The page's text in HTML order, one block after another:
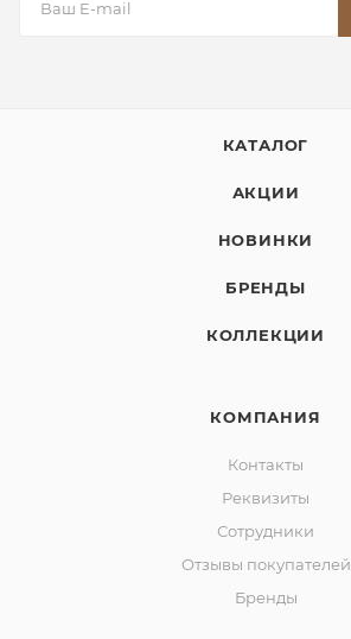
КАТАЛОГ
АКЦИИ
НОВИНКИ
БРЕНДЫ
КОЛЛЕКЦИИ
КОМПАНИЯ
Контакты
Реквизиты
Сотрудники
Отзывы покупателей
Бренды